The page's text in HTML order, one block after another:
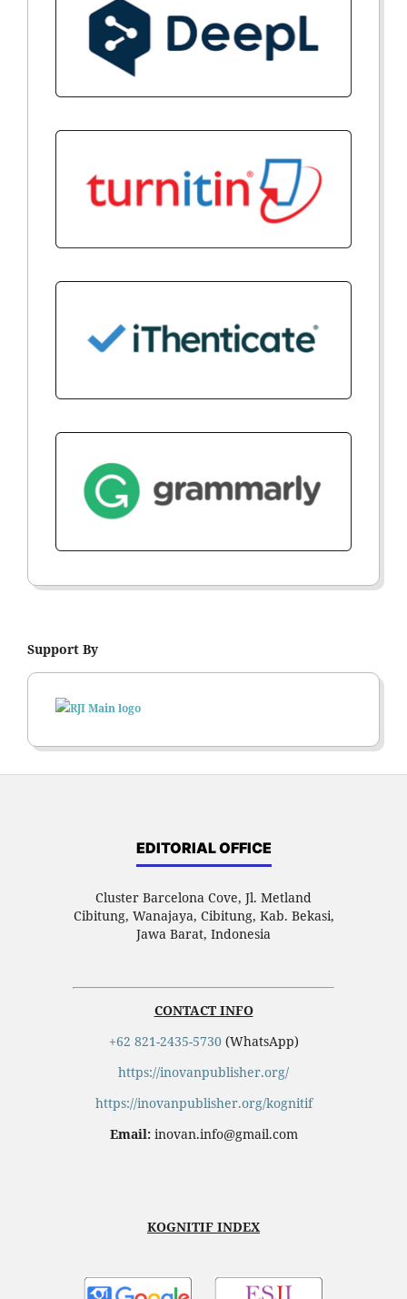
Support By
EDITORIAL OFFICE
Cluster Barcelona Cove, Jl. Metland
Cibitung, Wanajaya, Cibitung, Kab. Bekasi,
Jawa Barat, Indonesia
CONTACT INFO
+62 821-2435-5730 (WhatsApp)
https://inovanpublisher.org/
https://inovanpublisher.org/kognitif
Email:inovan.info@gmail.com
KOGNITIF INDEX